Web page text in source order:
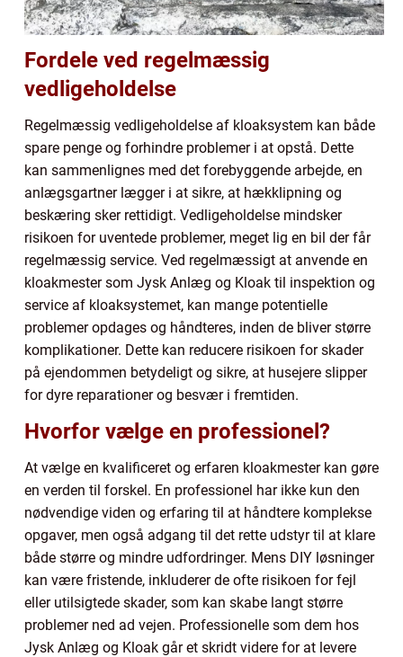
Fordele ved regelmæssig
vedligeholdelse
Regelmæssig vedligeholdelse af kloaksystem kan både
spare penge og forhindre problemer i at opstå. Dette
kan sammenlignes med det forebyggende arbejde, en
anlægsgartner lægger i at sikre, at hækklipning og
beskæring sker rettidigt. Vedligeholdelse mindsker
risikoen for uventede problemer, meget lig en bil der får
regelmæssig service. Ved regelmæssigt at anvende en
kloakmester som Jysk Anlæg og Kloak til inspektion og
service af kloaksystemet, kan mange potentielle
problemer opdages og håndteres, inden de bliver større
komplikationer. Dette kan reducere risikoen for skader
på ejendommen betydeligt og sikre, at husejere slipper
for dyre reparationer og besvær i fremtiden.
Hvorfor vælge en professionel?
At vælge en kvalificeret og erfaren kloakmester kan gøre
en verden til forskel. En professionel har ikke kun den
nødvendige viden og erfaring til at håndtere komplekse
opgaver, men også adgang til det rette udstyr til at klare
både større og mindre udfordringer. Mens DIY løsninger
kan være fristende, inkluderer de ofte risikoen for fejl
eller utilsigtede skader, som kan skabe langt større
problemer ned ad vejen. Professionelle som dem hos
Jysk Anlæg og Kloak går et skridt videre for at levere